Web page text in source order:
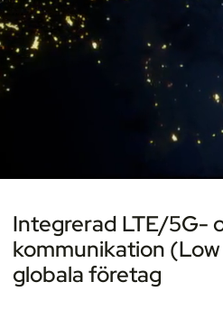
Integrerad LTE/5G-
kommunikation
globala företag